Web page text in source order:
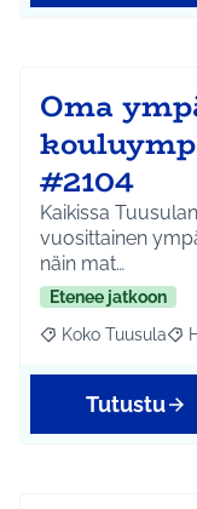
Oma
#2104
Kaikissa
vuosittainen
näin mat…
Etenee jatkoon
Rajaa tulokset
Koko Tuusula
Tutustu